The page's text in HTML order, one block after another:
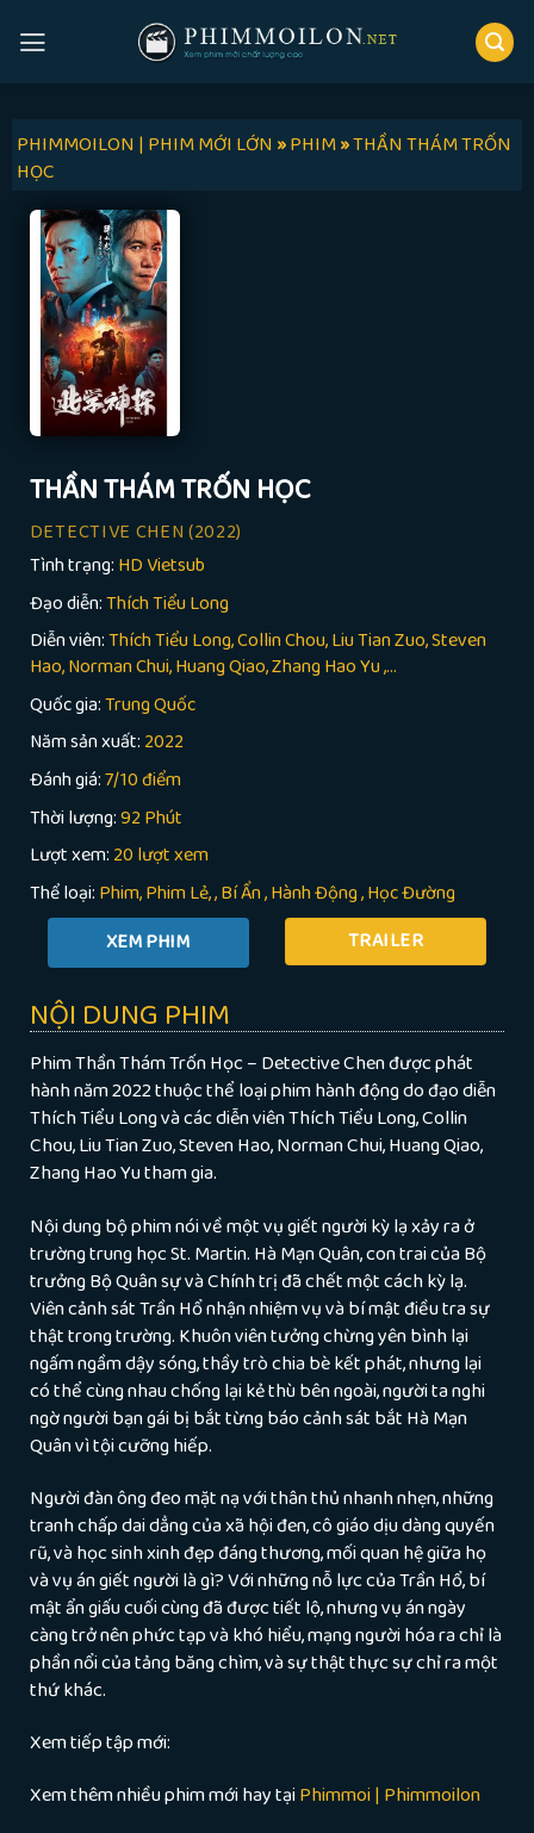
PHIMMOILON | PHIM MỚI LỚN»PHIM»THẦN THÁM TRỐN
HỌC
THẦN THÁM TRỐN HỌC
DETECTIVE CHEN (2022)
Tình trạng: HD Vietsub
Đạo diễn:Thích Tiểu Long
Diễn viên:Thích Tiểu Long, Collin Chou, Liu Tian Zuo, Steven
Hao, Norman Chui, Huang Qiao, Zhang Hao Yu ,...
Quốc gia:Trung Quốc
Năm sản xuất: 2022
Đánh giá:7/10 điểm
Thời lượng:92 Phút
Lượt xem: 20 lượt xem
Thể loại: Phim Phim Lẻ ,Bí Ẩn,Hành Động,Học Đường
TRAILER
NỘI DUNG PHIM
Phim Thần Thám Trốn Học – Detective Chen được phát
hành năm 2022 thuộc thể loại phim hành động do đạo diễn
Thích Tiểu Long và các diễn viên Thích Tiểu Long, Collin
Chou, Liu Tian Zuo, Steven Hao, Norman Chui, Huang Qiao,
Zhang Hao Yu tham gia.
Nội dung bộ phim nói về một vụ giết người kỳ lạ xảy ra ở
trường trung học St. Martin. Hà Mạn Quân, con trai của Bộ
trưởng Bộ Quân sự và Chính trị đã chết một cách kỳ lạ.
Viên cảnh sát Trần Hổ nhận nhiệm vụ và bí mật điều tra sự
thật trong trường. Khuôn viên tưởng chừng yên bình lại
ngấm ngầm dậy sóng, thầy trò chia bè kết phát, nhưng lại
có thể cùng nhau chống lại kẻ thù bên ngoài, người ta nghi
ngờ người bạn gái bị bắt từng báo cảnh sát bắt Hà Mạn
Quân vì tội cưỡng hiếp.
Người đàn ông đeo mặt nạ với thân thủ nhanh nhẹn, những
tranh chấp dai dẳng của xã hội đen, cô giáo dịu dàng quyến
rũ, và học sinh xinh đẹp đáng thương, mối quan hệ giữa họ
và vụ án giết người là gì? Với những nỗ lực của Trần Hổ, bí
mật ẩn giấu cuối cùng đã được tiết lộ, nhưng vụ án ngày
càng trở nên phức tạp và khó hiểu, mạng người hóa ra chỉ là
phần nổi của tảng băng chìm, và sự thật thực sự chỉ ra một
thứ khác.
Xem tiếp tập mới:
Xem thêm nhiều phim mới hay tạiPhimmoi | Phimmoilon